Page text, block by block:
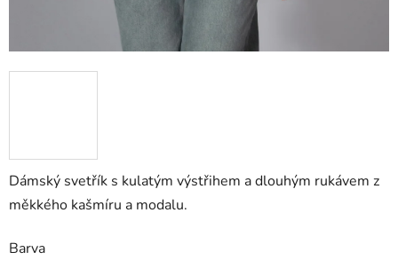
Dámský svetřík s kulatým výstřihem a dlouhým rukávem z
měkkého kašmíru a modalu.
Barva